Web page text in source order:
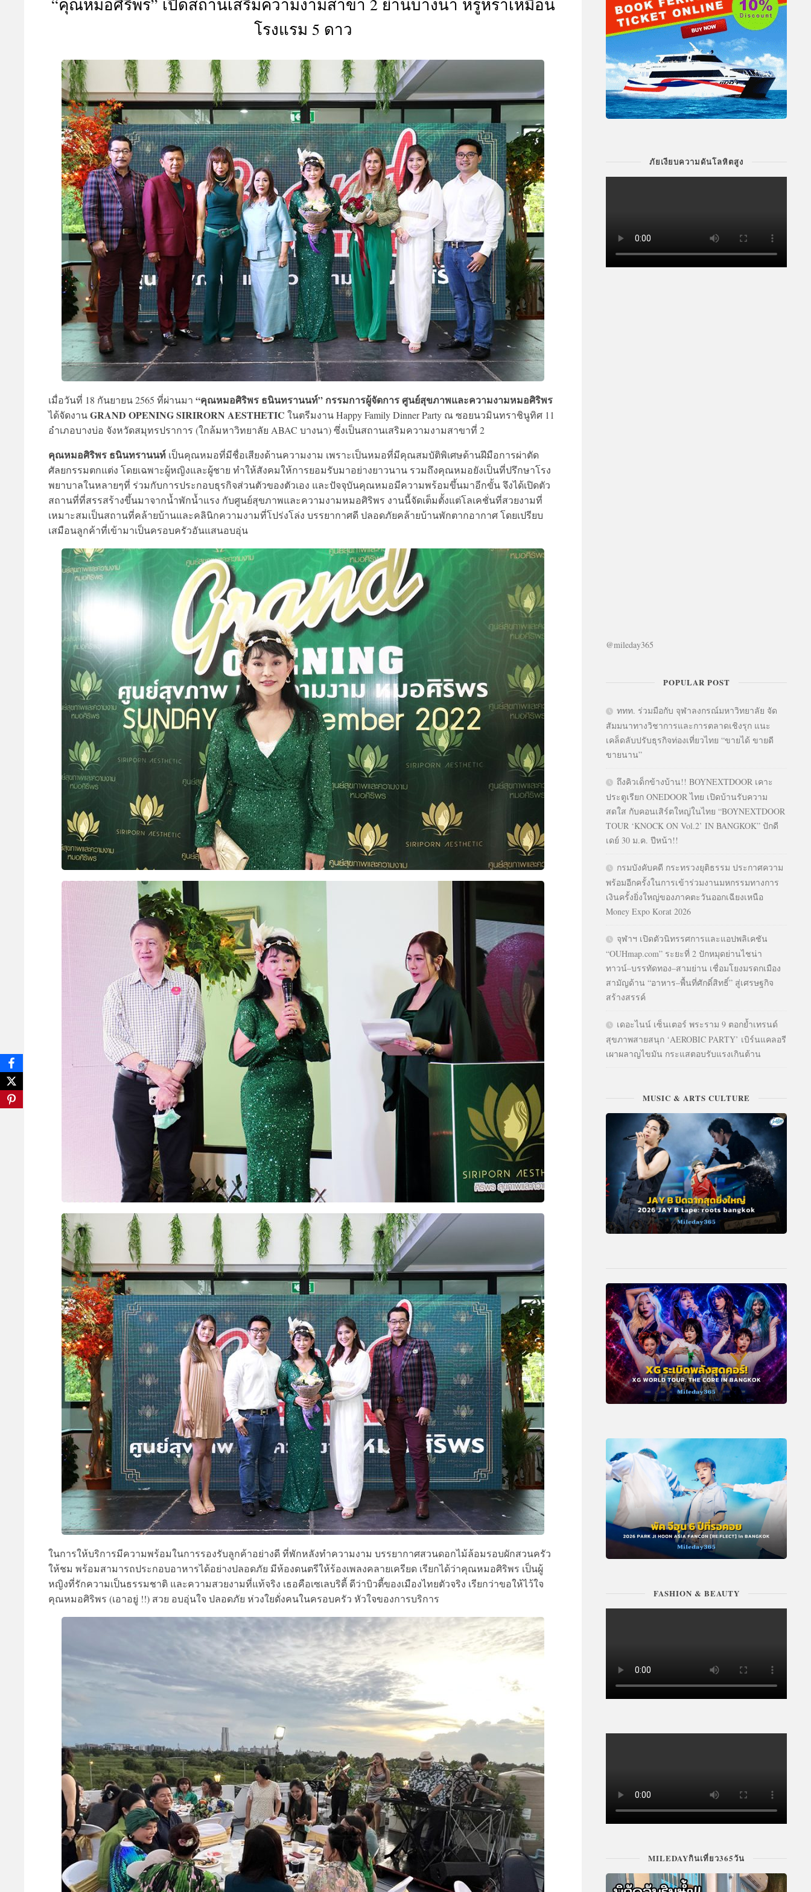
&
DEAL
“คุณหมอศิริพร” เปิดสถานเสริมความงามสาขา 2 ย่านบางนา หรูหราเหมือน
โรงแรม 5 ดาว
เมื่อวันที่ 18 กันยายน 2565 ที่ผ่านมา “คุณหมอศิริพร ธนินทรานนท์” กรรมการผู้จัดการศูนย์สุขภาพและความงามหมอศิริพร
ได้จัดงานGRAND OPENING SIRIRORN AESTHETIC ในตรีมงาน Happy Family Dinner Party ณ ซอยนวมินทราชินูทิศ 11
อำเภอบางบ่อ จังหวัดสมุทรปราการ (ใกล้มหาวิทยาลัย ABAC บางนา) ซึ่งเป็นสถานเสริมความงามสาขาที่ 2
คุณหมอศิริพร ธนินทรานนท์ เป็นคุณหมอที่มีชื่อเสียงด้านความงาม เพราะเป็นหมอที่มีคุณสมบัติพิเศษด้านฝีมือการผ่าตัด
ศัลยกรรมตกแต่ง โดยเฉพาะผู้หญิงและผู้ชาย ทำให้สังคมให้การยอมรับมาอย่างยาวนาน รวมถึงคุณหมอยังเป็นที่ปรึกษาโรง
พยาบาลในหลายๆที่ ร่วมกับการประกอบธุรกิจส่วนตัวของตัวเอง และปัจจุบันคุณหมอมีความพร้อมขึ้นมาอีกขั้น จึงได้เปิดตัว
สถานที่ที่สรรสร้างขึ้นมาจากน้ำพักน้ำแรง กับศูนย์สุขภาพและความงามหมอศิริพร งานนี้จัดเต็มตั้งแต่โลเคชั่นที่สวยงามที่
เหมาะสมเป็นสถานที่คล้ายบ้านและคลินิกความงามที่โปร่งโล่ง บรรยากาศดี ปลอดภัยคล้ายบ้านพักตากอากาศ โดยเปรียบ
เสมือนลูกค้าที่เข้ามาเป็นครอบครัวอันแสนอบอุ่น
ในการให้บริการมีความพร้อมในการรองรับลูกค้าอย่างดี ที่พักหลังทำความงาม บรรยากาศสวนดอกไม้ล้อมรอบผักสวนครัว
ให้ชม พร้อมสามารถประกอบอาหารได้อย่างปลอดภัย มีห้องดนตรีให้ร้องเพลงคลายเครียด เรียกได้ว่าคุณหมอศิริพร เป็นผู้
หญิงที่รักความเป็นธรรมชาติ และความสวยงามที่แท้จริง เธอคือเซเลบริตี้ ดีว่าบิวตี้ของเมืองไทยตัวจริง เรียกว่าขอให้ไว้ใจ
คุณหมอศิริพร (เอาอยู่ !!) สวย อบอุ่นใจ ปลอดภัย ห่วงใยดั่งคนในครอบครัว หัวใจของการบริการ
ภัยเงียบความดันโลหิตสูง
@mileday365
POPULAR POST
ททท. ร่วมมือกับ จุฬาลงกรณ์มหาวิทยาลัย จัด
สัมมนาทางวิชาการและการตลาดเชิงรุก แนะ
เคล็ดลับปรับธุรกิจท่องเที่ยวไทย “ขายได้ ขายดี
ขายนาน”
ถึงคิวเด็กข้างบ้าน!! BOYNEXTDOOR เคาะ
ประตูเรียก ONEDOOR ไทย เปิดบ้านรับความ
สดใส กับคอนเสิร์ตใหญ่ในไทย “BOYNEXTDOOR
TOUR ‘KNOCK ON Vol.2’ IN BANGKOK” ปักดี
เดย์ 30 ม.ค. ปีหน้า!!
กรมบังคับคดี กระทรวงยุติธรรม ประกาศความ
พร้อมอีกครั้งในการเข้าร่วมงานมหกรรมทางการ
เงินครั้งยิ่งใหญ่ของภาคตะวันออกเฉียงเหนือ
Money Expo Korat 2026
จุฬาฯ เปิดตัวนิทรรศการและแอปพลิเคชัน
“OUHmap.com” ระยะที่ 2 ปักหมุดย่านไชน่า
ทาวน์–บรรทัดทอง–สามย่าน เชื่อมโยงมรดกเมือง
สามัญด้าน “อาหาร–พื้นที่ศักดิ์สิทธิ์” สู่เศรษฐกิจ
สร้างสรรค์
เดอะไนน์ เซ็นเตอร์ พระราม 9 ตอกย้ำเทรนด์
สุขภาพสายสนุก ‘AEROBIC PARTY’ เบิร์นแคลอรี
เผาผลาญไขมัน กระแสตอบรับแรงเกินต้าน
MUSIC & ARTS CULTURE
FASHION & BEAUTY
MILEDAYกินเที่ยว365วัน